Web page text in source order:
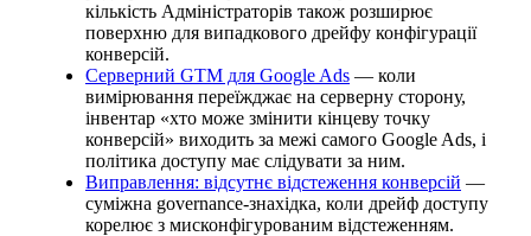
кількість Адміністраторів також розширює
поверхню для випадкового дрейфу конфігурації
конверсій.
Серверний GTM для Google Ads — коли
вимірювання переїжджає на серверну сторону,
інвентар «хто може змінити кінцеву точку
конверсій» виходить за межі самого Google Ads, і
політика доступу має слідувати за ним.
Виправлення: відсутнє відстеження конверсій —
суміжна governance-знахідка, коли дрейф доступу
корелює з мисконфігурованим відстеженням.